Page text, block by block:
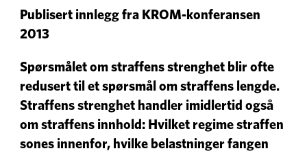
Publisert innlegg fra KROM-konferansen
2013
Spørsmålet om straffens strenghet blir ofte
redusert til et spørsmål om straffens lengde.
Straffens strenghet handler imidlertid også
om straffens innhold: Hvilket regime straffen
sones innenfor, hvilke belastninger fangen